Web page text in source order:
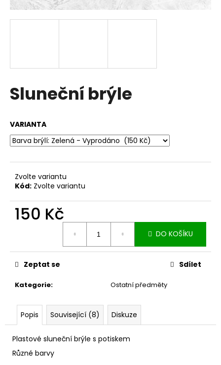
Sluneční brýle
VARIANTA
Zvolte variantu
Kód: Zvolte variantu
150 Kč
DO KOŠÍKU
Kategorie: Ostatní předměty
Zeptat se Sdílet
Popis Související (8) Diskuze
Plastové sluneční brýle s potiskem
Různé barvy
a
j
?
p
o
r
u
e
m
DÁMSKÉ
TÍLKO
"ROSE"
490
Kč